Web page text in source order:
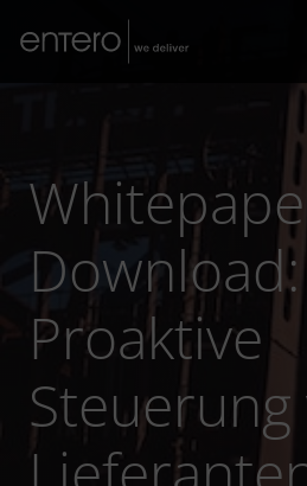
Proaktive
Steuerung